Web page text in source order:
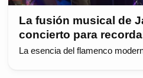
La fusión musical de
concierto para
La esencia del flamenco